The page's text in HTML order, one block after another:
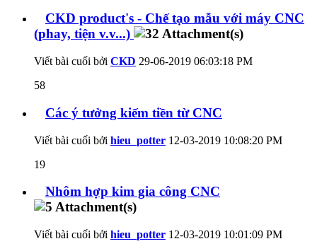
CKD product's - Chế tạo mẫu với máy CNC
(phay, tiện v.v...)
Viết bài cuối bởi CKD 29-06-2019 06:03:18 PM
58
Các ý tưởng kiếm tiền từ CNC
Viết bài cuối bởi hieu_potter 12-03-2019 10:08:20 PM
19
Nhôm hợp kim gia công CNC
Viết bài cuối bởi hieu_potter 12-03-2019 10:01:09 PM